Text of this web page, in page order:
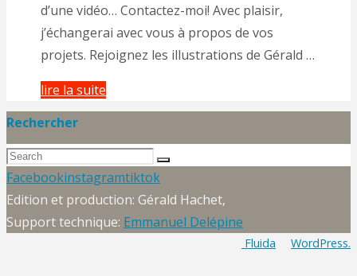
d’une vidéo… Contactez-moi! Avec plaisir,
j’échangerai avec vous à propos de vos
projets. Rejoignez les illustrations de Gérald …
lire la suite
Illustrations
Rechercher
Search
for:
Search
Back
to
Top
Facebookinstagramtiktok
Edition et production: Gérald Hachet,
Support technique: Emmanuel Delépine
Fluida WordPress.